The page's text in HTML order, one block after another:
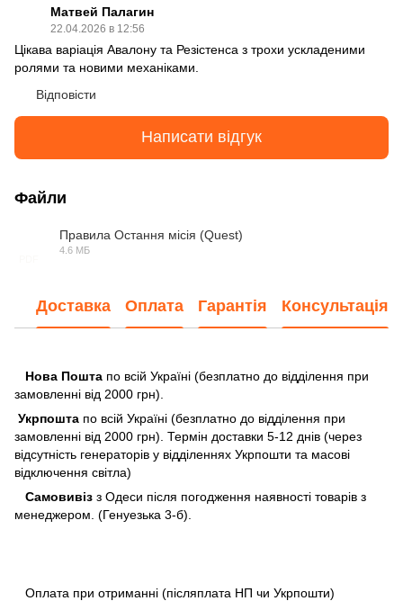
Матвей Палагин
22.04.2026 в 12:56
Цікава варіація Авалону та Резістенса з трохи ускладеними
ролями та новими механіками.
Відповісти
Написати відгук
Файли
Правила Остання місія (Quest)
4.6 МБ
Доставка Оплата Гарантія Консультація
Нова Пошта по всій Україні (безплатно до відділення при
замовленні від 2000 грн).
Укрпошта по всій Україні (безплатно до відділення при
замовленні від 2000 грн). Термін доставки 5-12 днів (через
відсутність генераторів у відділеннях Укрпошти та масові
відключення світла)
Самовивіз з Одеси після погодження наявності товарів з
менеджером. (Генуезька 3-б).
Оплата при отриманні (післяплата НП чи Укрпошти)